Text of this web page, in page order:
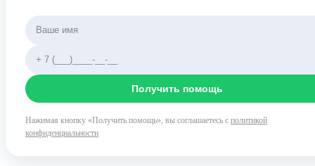
Получить помощь
Нажимая кнопку «Получить помощь», вы соглашаетесь с политикой
конфиденциальности